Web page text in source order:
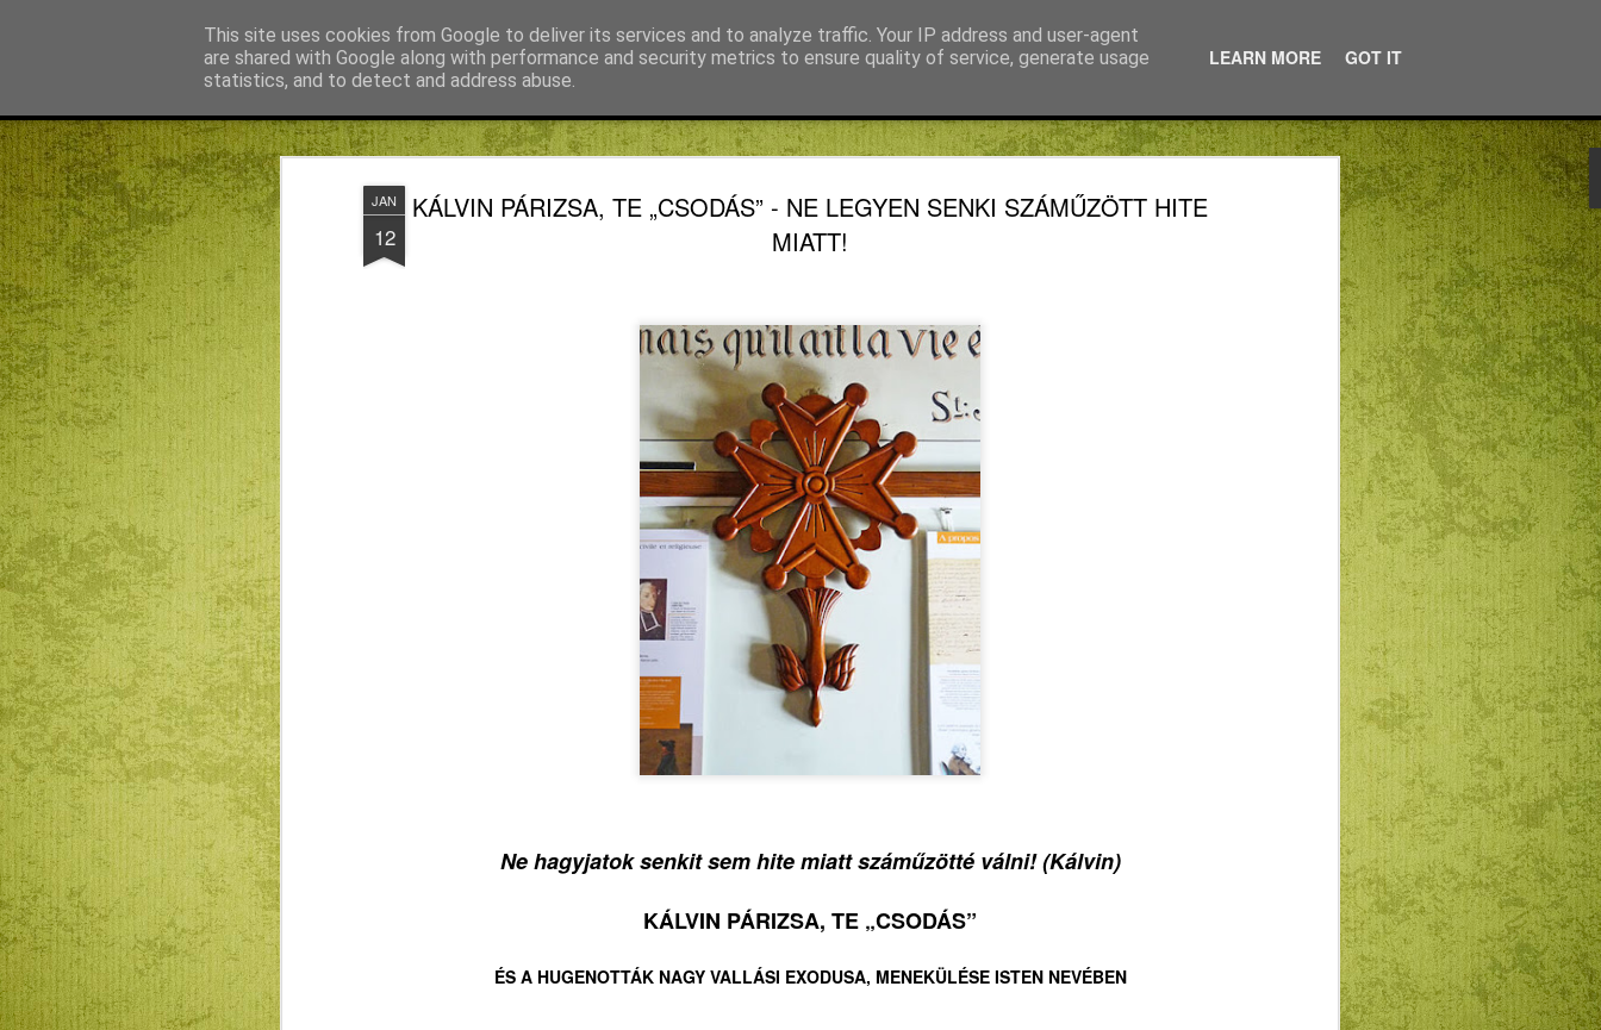
JAN
12
KÁLVIN PÁRIZSA, TE „CSODÁS” - NE LEGYEN SENKI SZÁMŰZÖTT HITE
MIATT!
Ne hagyjatok senkit sem hite miatt száműzötté válni! (Kálvin)
KÁLVIN PÁRIZSA, TE „CSODÁS”
ÉS A HUGENOTTÁK NAGY VALLÁSI EXODUSA, MENEKÜLÉSE ISTEN NEVÉBEN
This site uses cookies from Google to deliver its services and to analyze traffic. Your IP address and user-agent
are shared with Google along with performance and security metrics to ensure quality of service, generate usage
statistics, and to detect and address abuse.
LEARN MORE GOT IT
Békefy Lajos
7
KVARCOLATOK,
KRASZNAHORKAI OLVASÁSA
KÖZBEN (1.) -- METAFIZIKA
ELLENESSÉG AZ ISTEN
HIÁNY FÁJDALMÁVAL
KVARCOLATOK, TÖPRENGÉSEK REFORMÁTUSKÉNT
KRASZNAHORKAI OLVASÁSA KÖZBEN (1.)
METAFIZIKA ELLENESSÉG AZ ISTEN-HIÁNY FÁJDALMÁVAL
Sokan sokféleképpen vélekednek a legújabb magyar irodalmi
Nobel-dijasról, Krasznahorkai Lászlóról. Sokan úgy nyilatkoznak
róla, hogy egyáltalán nem ismerik írói életművének legalább főbb
darabjait. Egyházi körökben is sajnálatosan és olykor
rosszindulatúan fogalmazódnak meg a vélemények. Olykor
szégyellnivaló elfogultsággal, felekezeti, sőt még kisebb
kegyességi csoporton belüli "kizárólagos csoportvéleményekkel"
találkozni. Ezek mind arra ösztönöztek, hogy a MRE Doktorok
Kollégiuma egykori Irodalmi Szekciójának volt vezetőjeként